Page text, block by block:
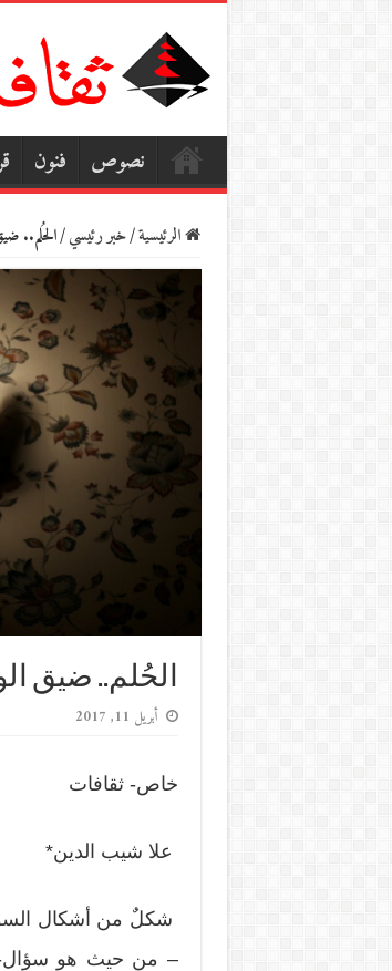
نصوص فنون
الرئيسية/خبر رئيسي/الحُلم..
الحُلم.. ضيق
أبريل 11, 2017
خاص- ثقافات
علا شيب الدين*
شكلٌ من أشكال
– من حيث هو سؤال-